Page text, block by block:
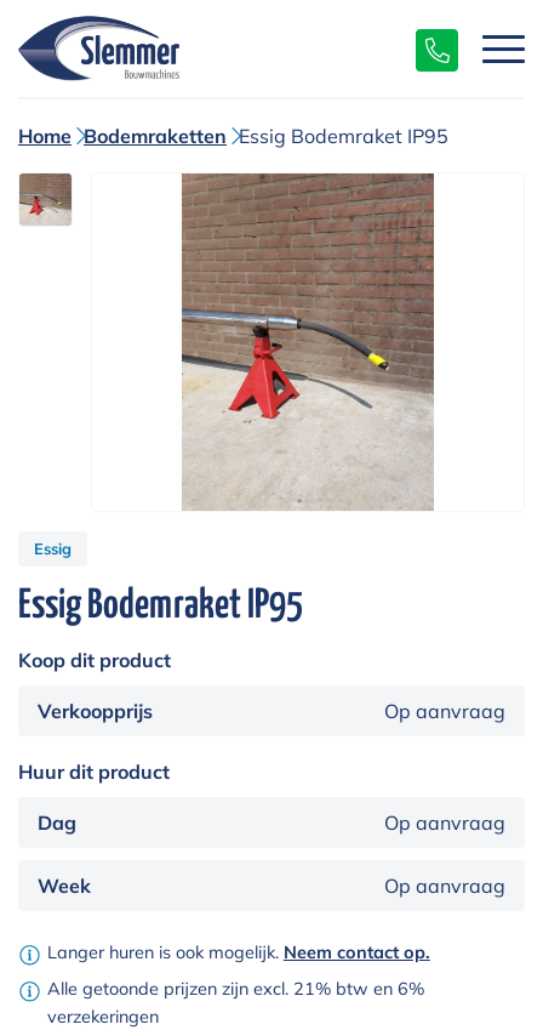
Home Bodemraketten Essig Bodemraket IP95
Essig
Essig Bodemraket IP95
Koop dit product
Verkoopprijs Op aanvraag
Huur dit product
Dag Op aanvraag
Week Op aanvraag
Langer huren is ook mogelijk. Neem contact op.
Alle getoonde prijzen zijn excl. 21% btw en 6%
verzekeringen